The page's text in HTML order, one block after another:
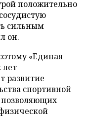
положительно
сильным
он.
«Единая
лет
развитие
спортивной